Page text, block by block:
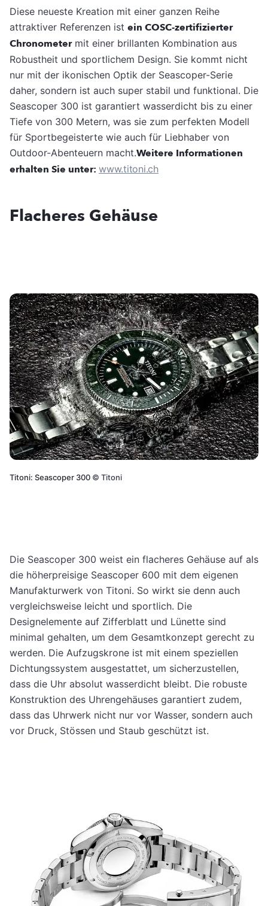
Diese neueste Kreation mit einer ganzen Reihe
attraktiver Referenzen ist ein COSC-zertifizierter
Chronometermit einer brillanten Kombination aus
Robustheit und sportlichem Design. Sie kommt nicht
nur mit der ikonischen Optik der Seascoper-Serie
daher, sondern ist auch super stabil und funktional. Die
Seascoper 300 ist garantiert wasserdicht bis zu einer
Tiefe von 300 Metern, was sie zum perfekten Modell
für Sportbegeisterte wie auch für Liebhaber von
Outdoor-Abenteuern macht.Weitere Informationen
erhalten Sie unter: www.titoni.ch
Flacheres Gehäuse
Titoni: Seascoper 300 © Titoni
Die Seascoper 300 weist ein flacheres Gehäuse auf als
die höherpreisige Seascoper 600 mit dem eigenen
Manufakturwerk von Titoni. So wirkt sie denn auch
vergleichsweise leicht und sportlich. Die
Designelemente auf Zifferblatt und Lünette sind
minimal gehalten, um dem Gesamtkonzept gerecht zu
werden. Die Aufzugskrone ist mit einem speziellen
Dichtungssystem ausgestattet, um sicherzustellen,
dass die Uhr absolut wasserdicht bleibt. Die robuste
Konstruktion des Uhrengehäuses garantiert zudem,
dass das Uhrwerk nicht nur vor Wasser, sondern auch
vor Druck, Stössen und Staub geschützt ist.